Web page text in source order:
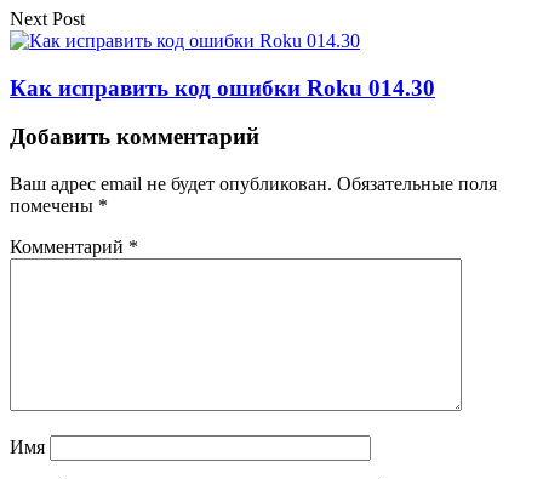
Next Post
Как исправить код ошибки Roku 014.30
Добавить комментарий
Ваш адрес email не будет опубликован. Обязательные поля
помечены *
Комментарий *
Имя